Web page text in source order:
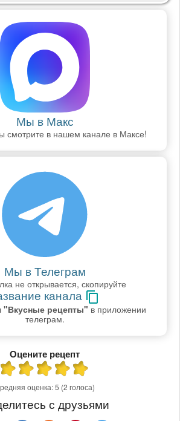
Мы в Макс
смотрите в нашем канале в Максе!
Мы в Телеграм
не открывается, скопируйте
канала
"Вкусные рецепты" в приложении
телеграм.
Оцените рецепт
оценка:5 (2 голоса)
с друзьями